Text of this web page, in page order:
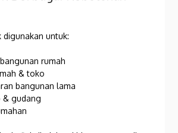
digunakan untuk:
rumah
& toko
bangunan lama
& gudang